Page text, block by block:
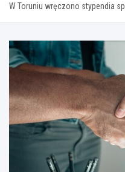
W Toruniu wręczono stypendia